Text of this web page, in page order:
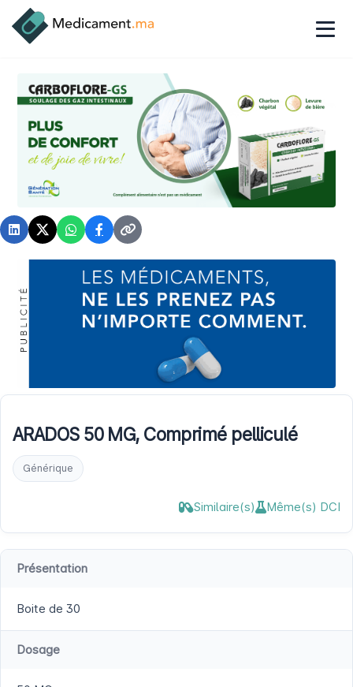
ARADOS 50 MG, Comprimé pelliculé
Générique
Similaire(s) Même(s) DCI
Présentation
Boite de 30
Dosage